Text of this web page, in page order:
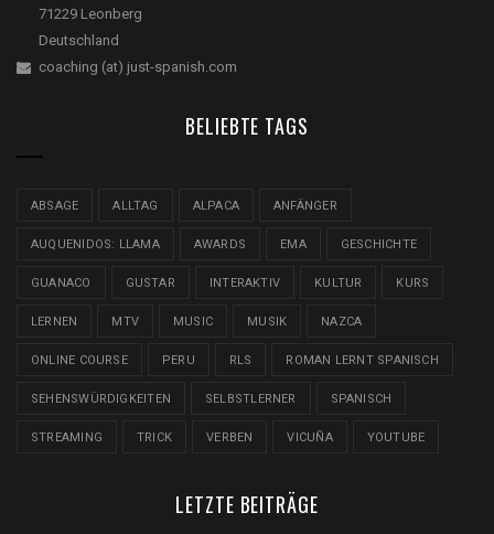
71229 Leonberg
Deutschland
coaching (at) just-spanish.com
BELIEBTE TAGS
ABSAGE ALLTAG ALPACA ANFÄNGER
AUQUENIDOS: LLAMA AWARDS EMA GESCHICHTE
GUANACO GUSTAR INTERAKTIV KULTUR KURS
LERNEN MTV MUSIC MUSIK NAZCA
ONLINE COURSE PERU RLS ROMAN LERNT SPANISCH
SEHENSWÜRDIGKEITEN SELBSTLERNER SPANISCH
STREAMING TRICK VERBEN VICUÑA YOUTUBE
LETZTE BEITRÄGE